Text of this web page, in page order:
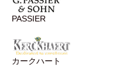
PASSIER
カークハート